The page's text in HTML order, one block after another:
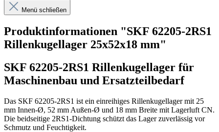
Menü schließen
Produktinformationen "SKF 62205-2RS1
Rillenkugellager 25x52x18 mm"
SKF 62205-2RS1 Rillenkugellager für
Maschinenbau und Ersatzteilbedarf
Das SKF 62205-2RS1 ist ein einreihiges Rillenkugellager mit 25
mm Innen-Ø, 52 mm Außen-Ø und 18 mm Breite mit Lagerluft CN.
Die beidseitige 2RS1-Dichtung schützt das Lager zuverlässig vor
Schmutz und Feuchtigkeit.